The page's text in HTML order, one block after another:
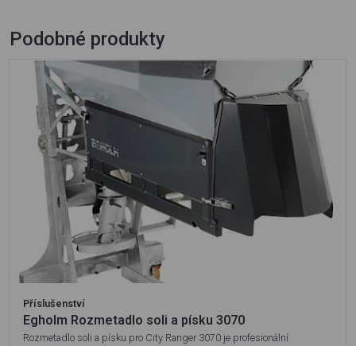
Podobné produkty
Příslušenství
Egholm Rozmetadlo soli a písku 3070
Rozmetadlo soli a písku pro City Ranger 3070 je profesionální